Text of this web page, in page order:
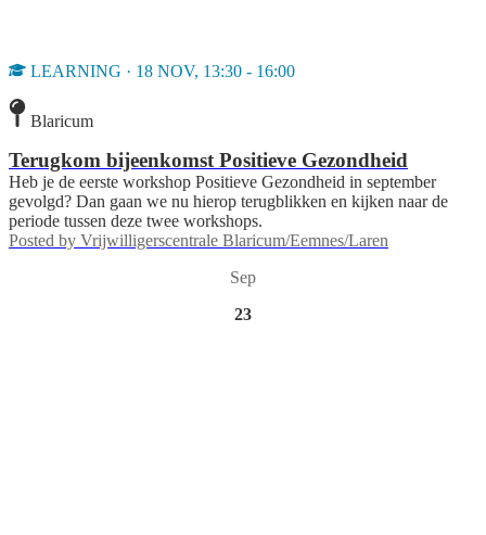
LEARNING · 18 NOV, 13:30 - 16:00
Blaricum
Terugkom bijeenkomst Positieve Gezondheid
Heb je de eerste workshop Positieve Gezondheid in september
gevolgd? Dan gaan we nu hierop terugblikken en kijken naar de
periode tussen deze twee workshops.
Posted by Vrijwilligerscentrale Blaricum/Eemnes/Laren
Sep
23